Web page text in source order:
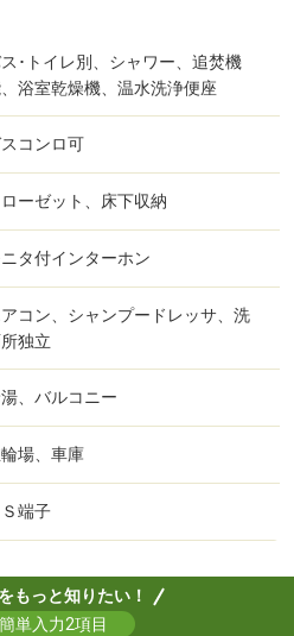
･トイレ別、シャワー、追焚機
浴室乾燥機、温水洗浄便座
コンロ可
ーゼット、床下収納
タ付インターホン
コン、シャンプードレッサ、洗
独立
、バルコニー
場、車庫
Ｓ端子
もっと知りたい！
単入力2項目